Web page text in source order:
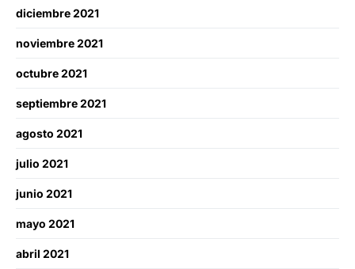
diciembre 2021
noviembre 2021
octubre 2021
septiembre 2021
agosto 2021
julio 2021
junio 2021
mayo 2021
abril 2021